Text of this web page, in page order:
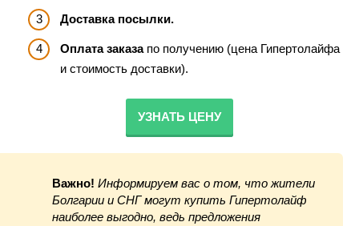
Доставка посылки.
Оплата заказапо получению (цена Гипертолайфа
и стоимость доставки).
УЗНАТЬ ЦЕНУ
Важно! Информируем вас о том, что жители
Болгарии и СНГ могут купить Гипертолайф
наиболее выгодно, ведь предложения